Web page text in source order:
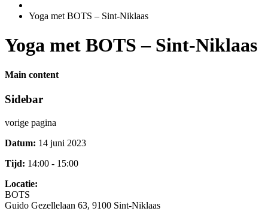
Yoga met BOTS – Sint-Niklaas
Yoga met BOTS – Sint-Niklaas
Main content
Sidebar
vorige pagina
Datum: 14 juni 2023
Tijd: 14:00 - 15:00
Locatie:
BOTS
Guido Gezellelaan 63, 9100 Sint-Niklaas